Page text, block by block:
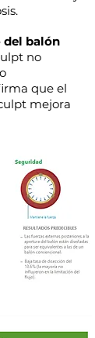
balón
no
que el
mejora